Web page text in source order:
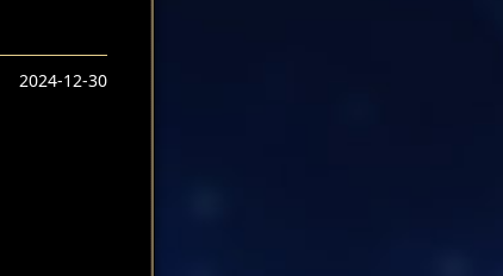
2024-12-30